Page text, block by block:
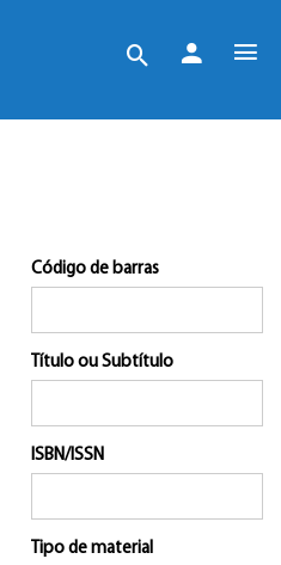
Código de barras
Título ou Subtítulo
ISBN/ISSN
Tipo de material